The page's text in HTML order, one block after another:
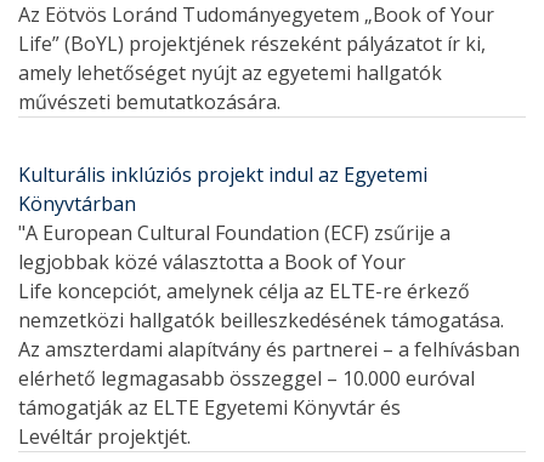
Az Eötvös Loránd Tudományegyetem „Book of Your
Life” (BoYL) projektjének részeként pályázatot ír ki,
amely lehetőséget nyújt az egyetemi hallgatók
művészeti bemutatkozására.
Kulturális inklúziós projekt indul az Egyetemi
Könyvtárban
"A European Cultural Foundation (ECF) zsűrije a
legjobbak közé választotta a Book of Your
Life koncepciót, amelynek célja az ELTE-re érkező
nemzetközi hallgatók beilleszkedésének támogatása.
Az amszterdami alapítvány és partnerei – a felhívásban
elérhető legmagasabb összeggel – 10.000 euróval
támogatják az ELTE Egyetemi Könyvtár és
Levéltár projektjét.